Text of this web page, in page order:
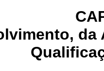
da